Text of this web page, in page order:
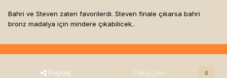
Bahri ve Steven zaten favorilerdi. Steven finale çıkarsa bahri
bronz madalya için mindere çıkabilicek..
Paylaş Takipçiler 0